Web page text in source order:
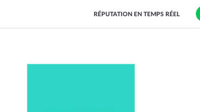
RÉPUTATION EN TEMPS RÉEL